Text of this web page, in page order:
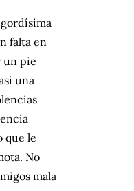
falta en
un pie
una
que le
No
mala